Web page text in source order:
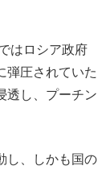
はロシア政府
弾圧されていた
透し、プーチン
し、しかも国の